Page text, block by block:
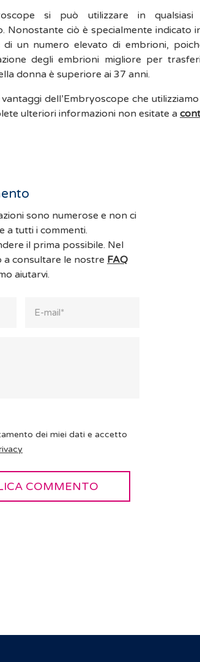
si può utilizzare in
Nonostante ciò è specialmente indicato
di un numero elevato di embrioni,
degli embrioni migliore per
donna è superiore ai 37 anni.
dell’Embryoscope che
ulteriori informazioni non esitate a
sono numerose e non ci
a tutti i commenti.
il prima possibile. Nel
consultare le nostre FAQ
aiutarvi.
dei miei dati e accetto